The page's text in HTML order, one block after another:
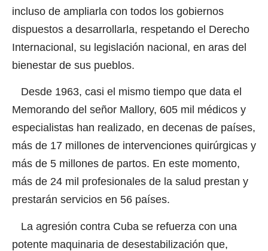
incluso de ampliarla con todos los gobiernos
dispuestos a desarrollarla, respetando el Derecho
Internacional, su legislación nacional, en aras del
bienestar de sus pueblos.
Desde 1963, casi el mismo tiempo que data el
Memorando del señor Mallory, 605 mil médicos y
especialistas han realizado, en decenas de países,
más de 17 millones de intervenciones quirúrgicas y
más de 5 millones de partos. En este momento,
más de 24 mil profesionales de la salud prestan y
prestarán servicios en 56 países.
La agresión contra Cuba se refuerza con una
potente maquinaria de desestabilización que,